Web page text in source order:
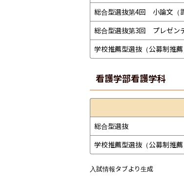
総合型選抜第4回　小論文（
総合型選抜第3回　プレゼン
学校推薦型選抜（公募制推薦
看護学部看護学科
総合型選抜
学校推薦型選抜（公募制推薦
入試情報タブより生成